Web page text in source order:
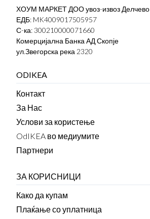
ХОУМ МАРКЕТ ДОО увоз-извоз Делчево
ЕДБ: MK4009017505957
С-ка: 300210000071660
Комерцијална Банка АД Скопје
ул.Звегорска река 2320
ODIKEA
Контакт
За Нас
Услови за користење
OdIKEA во медиумите
Партнери
ЗА КОРИСНИЦИ
Како да купам
Плаќање со уплатница